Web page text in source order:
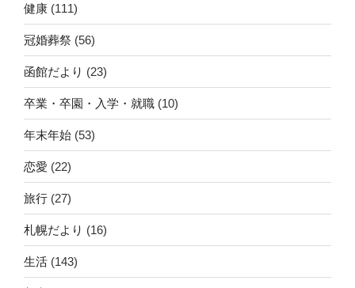
健康 (111)
冠婚葬祭 (56)
函館だより (23)
卒業・卒園・入学・就職 (10)
年末年始 (53)
恋愛 (22)
旅行 (27)
札幌だより (16)
生活 (143)